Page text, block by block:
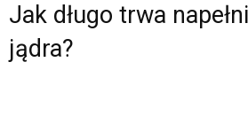
Jak długo trwa
jądra?